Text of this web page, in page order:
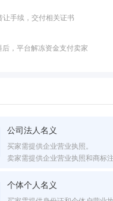
手续，交付相关证书
，平台解冻资金支付卖家
公司法人名义
买家需提供企业营业执照。
卖家需提供企业营业执照和商标注
个体个人名义